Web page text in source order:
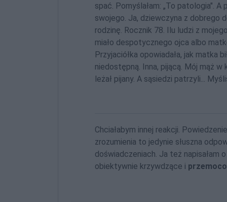
spać. Pomyślałam: „To patologia".
swojego. Ja, dziewczyna z dobrego
rodzinę. Rocznik 78. Ilu ludzi z
miało despotycznego ojca albo
Przyjaciółka opowiadała, jak matka
niedostępną. Inna, pijącą. Mój mąż
leżał pijany. A sąsiedzi patrzyli...
Chciałabym innej reakcji.
zrozumienia to jedynie słuszna
doświadczeniach. Ja też napisałam
obiektywnie krzywdzące i